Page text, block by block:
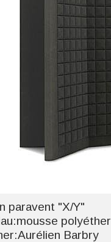
paravent "X/Y"
polyéther
Barbry